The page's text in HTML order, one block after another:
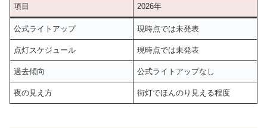
項目 2026年
公式ライトアップ 現時点では未発表
点灯スケジュール 現時点では未発表
過去傾向 公式ライトアップなし
夜の見え方 街灯でほんのり見える程度